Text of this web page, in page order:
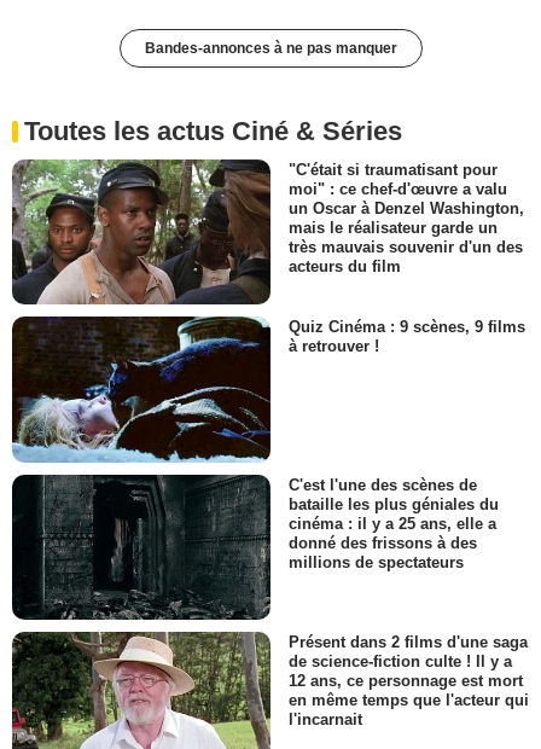
Bandes-annonces à ne pas manquer
Toutes les actus Ciné & Séries
"C'était si traumatisant pour
moi" : ce chef-d'œuvre a valu
un Oscar à Denzel Washington,
mais le réalisateur garde un
très mauvais souvenir d'un des
acteurs du film
Quiz Cinéma : 9 scènes, 9 films
à retrouver !
C'est l'une des scènes de
bataille les plus géniales du
cinéma : il y a 25 ans, elle a
donné des frissons à des
millions de spectateurs
Présent dans 2 films d'une saga
de science-fiction culte ! Il y a
12 ans, ce personnage est mort
en même temps que l'acteur qui
l'incarnait